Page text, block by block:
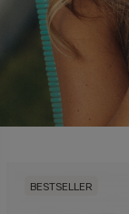
BESTSELLER